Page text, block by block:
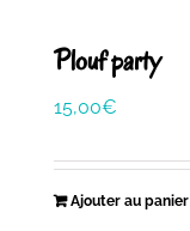
Plouf party
15,00€
Ajouter au panier